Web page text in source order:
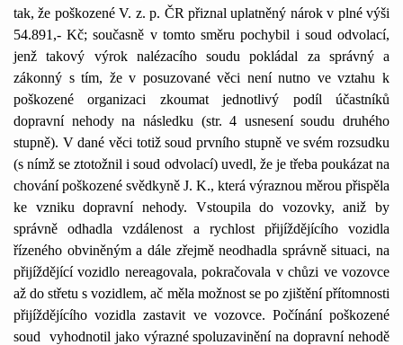
tak, že poškozené V. z. p. ČR přiznal uplatněný nárok v plné výši
54.891,- Kč; současně v tomto směru pochybil i soud odvolací,
jenž takový výrok nalézacího soudu pokládal za správný a
zákonný s tím, že v posuzované věci není nutno ve vztahu k
poškozené organizaci zkoumat jednotlivý podíl účastníků
dopravní nehody na následku (str. 4 usnesení soudu druhého
stupně). V dané věci totiž soud prvního stupně ve svém rozsudku
(s nímž se ztotožnil i soud odvolací) uvedl, že je třeba poukázat na
chování poškozené svědkyně J. K., která výraznou měrou přispěla
ke vzniku dopravní nehody. Vstoupila do vozovky, aniž by
správně odhadla vzdálenost a rychlost přijíždějícího vozidla
řízeného obviněným a dále zřejmě neodhadla správně situaci, na
přijíždějící vozidlo nereagovala, pokračovala v chůzi ve vozovce
až do střetu s vozidlem, ač měla možnost se po zjištění přítomnosti
přijíždějícího vozidla zastavit ve vozovce. Počínání poškozené
soud
vyhodnotil jako výrazné spoluzavinění na dopravní nehodě